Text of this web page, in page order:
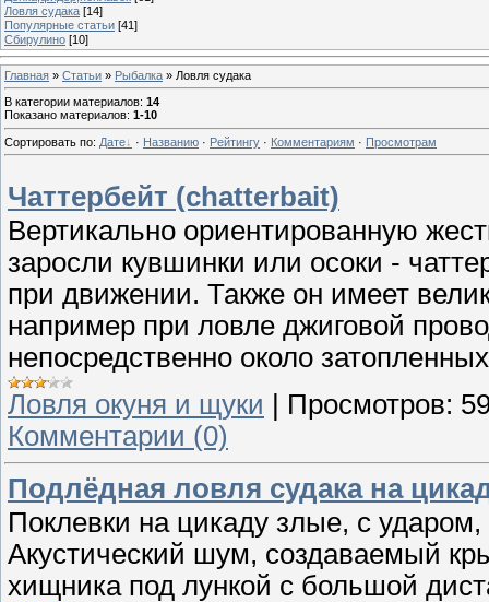
Ловля судака [14]
Популярные статьи [41]
Сбирулино [10]
Главная » Статьи » Рыбалка » Ловля судака
В категории материалов: 14
Показано материалов: 1-10
Сортировать по: Дате · Названию · Рейтингу · Комментариям · Просмотрам
Чаттербейт (chatterbait)
Вертикально ориентированную
заросли кувшинки или осоки -
при движении. Также он имеет
например при ловле джиговой
непосредственно около
Ловля окуня и щуки
Просмотров:
Комментарии (0)
Подлёдная ловля судака на
Поклевки на цикаду злые, с ударом,
Акустический шум, создаваемый
хищника под лункой с большой